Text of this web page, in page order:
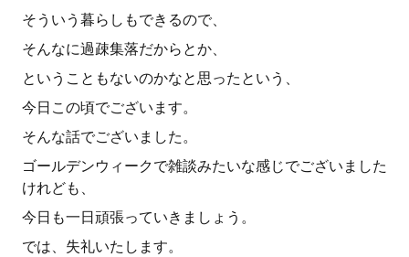
そういう暮らしもできるので、
そんなに過疎集落だからとか、
ということもないのかなと思ったという、
今日この頃でございます。
そんな話でございました。
ゴールデンウィークで雑談みたいな感じでございました
けれども、
今日も一日頑張っていきましょう。
では、失礼いたします。